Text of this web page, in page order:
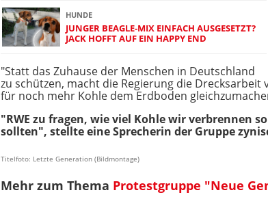
HUNDE
JUNGER BEAGLE-MIX EINFACH AUSGESETZT?
JACK HOFFT AUF EIN HAPPY END
"Statt das Zuhause der Menschen in Deutschland
zu schützen, macht die Regierung die
für noch mehr Kohle dem Erdboden
"RWE zu fragen, wie viel Kohle wir verbrennen
sollten", stellte eine Sprecherin der Gruppe
Titelfoto: Letzte Generation (Bildmontage)
Mehr zum Thema Protestgruppe "Neue